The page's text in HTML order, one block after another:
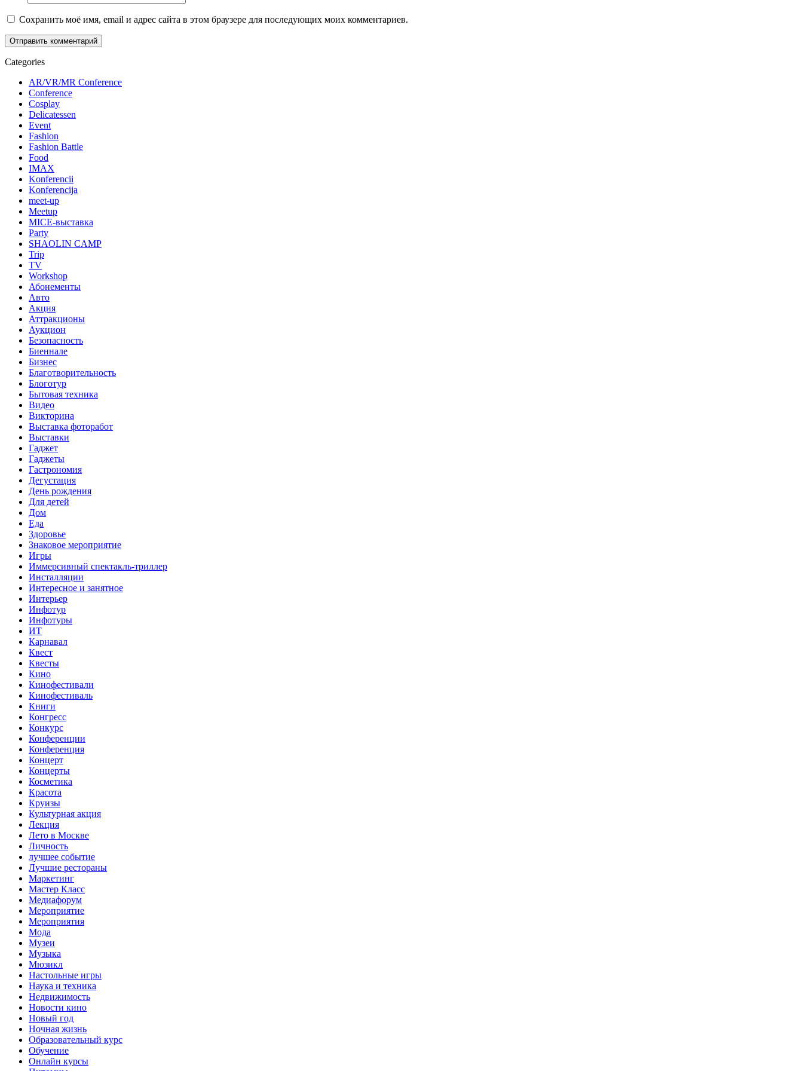
Сохранить моё имя, email и адрес сайта в этом браузере для последующих моих комментариев.
Categories
AR/VR/MR Conference
Conference
Cosplay
Delicatessen
Event
Fashion
Fashion Battle
Food
IMAX
Konferencii
Konferencija
meet-up
Meetup
MICE-выставка
Party
SHAOLIN CAMP
Trip
TV
Workshop
Абонементы
Авто
Акция
Аттракционы
Аукцион
Безопасность
Биеннале
Бизнес
Благотворительность
Блоготур
Бытовая техника
Видео
Викторина
Выставка фоторабот
Выставки
Гаджет
Гаджеты
Гастрономия
Дегустация
День рождения
Для детей
Дом
Еда
Здоровье
Знаковое мероприятие
Игры
Иммерсивный спектакль-триллер
Инсталляции
Интересное и занятное
Интерьер
Инфотур
Инфотуры
ИТ
Карнавал
Квест
Квесты
Кино
Кинофестивали
Кинофестиваль
Книги
Конгресс
Конкурс
Конференции
Конференция
Концерт
Концерты
Косметика
Красота
Круизы
Культурная акция
Лекция
Лето в Москве
Личность
лучшее событие
Лучшие рестораны
Маркетинг
Мастер Класс
Медиафорум
Мероприятие
Мероприятия
Мода
Музеи
Музыка
Мюзикл
Настольные игры
Наука и техника
Недвижимость
Новости кино
Новый год
Ночная жизнь
Образовательный курс
Обучение
Онлайн курсы